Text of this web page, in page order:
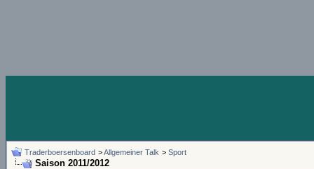
Traderboersenboard >Allgemeiner Talk > Sport
Saison 2011/2012